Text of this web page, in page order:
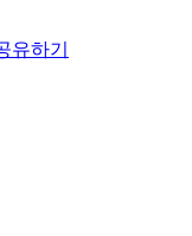
유하기